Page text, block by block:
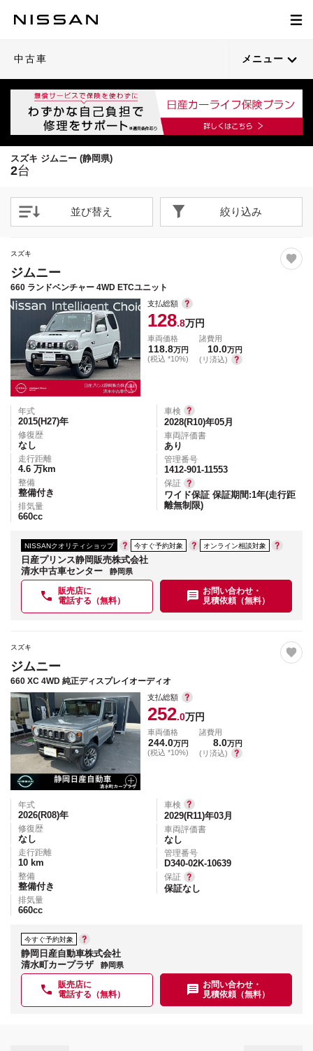
中古車 メニュー
スズキ ジムニー (静岡県)
2台
並び替え 絞り込み
24
閉じる
スズキ
ジムニー
660 ランドベンチャー 4WD ETCユニット
支払総額
128.8万円
車両価格
118.8万円
(税込 *10%)
諸費用
10.0万円
(リ済込)
年式
2015(H27)年
修復歴
なし
走行距離
4.6 万km
整備
整備付き
排気量
660cc
車検
2028(R10)年05月
車両評価書
あり
管理番号
1412-901-11553
保証
ワイド保証 保証期間:1年(走行距
離無制限)
NISSANクオリティショップ 今すぐ予約対象 オンライン相談対象
日産プリンス静岡販売株式会社
清水中古車センター
静岡県
販売店に
電話する（無料）
お問い合わせ・
見積依頼（無料）
28
閉じる
スズキ
ジムニー
660 XC 4WD 純正ディスプレイオーディオ
支払総額
252.0万円
車両価格
244.0万円
(税込 *10%)
諸費用
8.0万円
(リ済込)
年式
2026(R08)年
修復歴
なし
走行距離
10 km
整備
整備付き
排気量
660cc
車検
2029(R11)年03月
車両評価書
なし
管理番号
D340-02K-10639
保証
保証なし
今すぐ予約対象
静岡日産自動車株式会社
清水町カープラザ
静岡県
販売店に
電話する（無料）
お問い合わせ・
見積依頼（無料）